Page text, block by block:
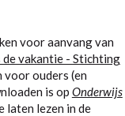
voor aanvang van
vakantie - Stichting
voor ouders (en
is op Onderwijs
laten lezen in de